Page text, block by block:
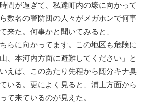
間が過ぎて、私達町内の壕に向かって
数名の警防団の人々がメガホンで何事
来た。何事かと聞いてみると、
らに向かってます。この地区も危険に
、本河内方面に避難してください」と
えば、このあたり先程から随分キナ臭
いる。更によく見ると、浦上方面から
て来ているのが見えた。